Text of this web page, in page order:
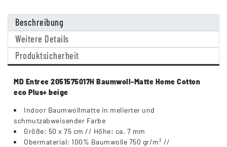
Beschreibung
Weitere Details
Produktsicherheit
MD Entree 2051575017H Baumwoll-Matte Home Cotton
eco Plus+ beige
Indoor Baumwollmatte in melierter und
schmutzabweisender Farbe
Größe: 50 x 75 cm // Höhe: ca. 7 mm
Obermaterial: 100% Baumwolle 750 gr/m² //